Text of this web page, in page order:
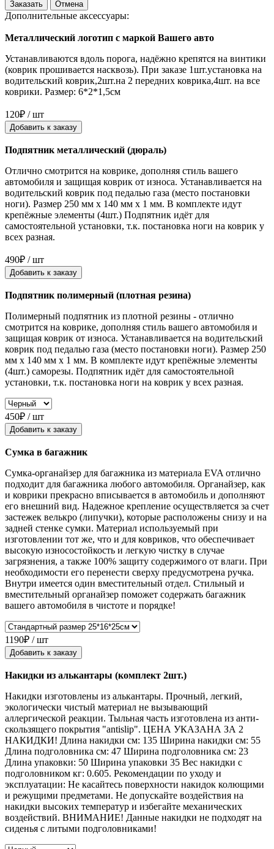
Заказать Отмена
Дополнительные аксессуары:
Металлический логотип с маркой Вашего авто
Устанавливаются вдоль порога, надёжно крепятся на винтики
(коврик прошивается насквозь). При заказе 1шт.установка на
водительский коврик,2шт.на 2 передних коврика,4шт. на все
коврики. Размер: 6*2*1,5см
120₽ / шт
Добавить к заказу
Подпятник металлический (дюраль)
Отлично смотрится на коврике, дополняя стиль вашего
автомобиля и защищая коврик от износа. Устанавливается на
водительский коврик под педалью газа (место постановки
ноги). Размер 250 мм x 140 мм x 1 мм. В комплекте идут
крепёжные элементы (4шт.) Подпятник идёт для
самостоятельной установки, т.к. постановка ноги на коврик у
всех разная.
490₽ / шт
Добавить к заказу
Подпятник полимерный (плотная резина)
Полимерный подпятник из плотной резины - отлично
смотрится на коврике, дополняя стиль вашего автомобиля и
защищая коврик от износа. Устанавливается на водительский
коврик под педалью газа (место постановки ноги). Размер 250
мм x 140 мм x 1 мм. В комплекте идут крепёжные элементы
(4шт.) саморезы. Подпятник идёт для самостоятельной
установки, т.к. постановка ноги на коврик у всех разная.
450₽ / шт
Добавить к заказу
Сумка в багажник
Сумка-органайзер для багажника из материала EVA отлично
подходит для багажника любого автомобиля. Органайзер, как
и коврики прекрасно вписывается в автомобиль и дополняют
его внешний вид. Надежное крепление осуществляется за счет
застежек велькро (липучки), которые расположены снизу и на
задней стенке сумки. Материал используемый при
изготовлении тот же, что и для ковриков, что обеспечивает
высокую износостойкость и легкую чистку в случае
загрязнения, а также 100% защиту содержимого от влаги. При
необходимости его перенести сверху предусмотрена ручка.
Внутри имеется один вместительный отдел. Стильный и
вместительный органайзер поможет содержать багажник
вашего автомобиля в чистоте и порядке!
1190₽ / шт
Добавить к заказу
Накидки из алькантары (комплект 2шт.)
Накидки изготовлены из алькантары. Прочный, легкий,
экологически чистый материал не вызывающий
аллергической реакции. Тыльная часть изготовлена из анти-
скользящего покрытия "antislip". ЦЕНА УКАЗАНА ЗА 2
НАКИДКИ! Длина накидки см: 135 Ширина накидки см: 55
Длина подголовника см: 47 Ширина подголовника см: 23
Длина упаковки: 50 Ширина упаковки 35 Вес накидки с
подголовником кг: 0.605. Рекомендации по уходу и
эксплуатации: Не касайтесь поверхности накидок колющими
и режущими предметами. Не допускайте воздействия на
накидки высоких температур и избегайте механических
воздействий. ВНИМАНИЕ! Данные накидки не подходят на
сиденья с литыми подголовниками!